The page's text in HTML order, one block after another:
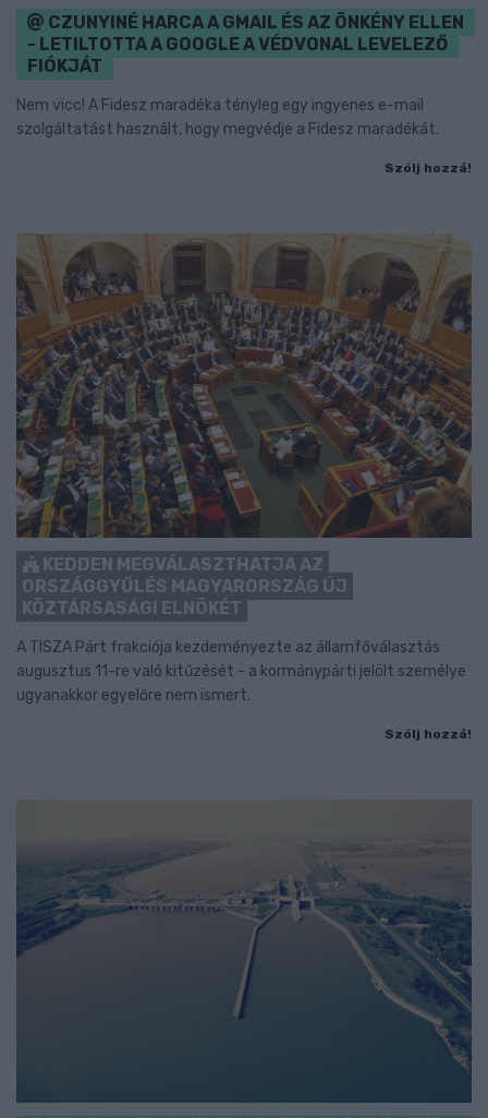
CZUNYINÉ HARCA A GMAIL ÉS AZ ÖNKÉNY ELLEN
- LETILTOTTA A GOOGLE A VÉDVONAL LEVELEZŐ
FIÓKJÁT
Nem vicc! A Fidesz maradéka tényleg egy ingyenes e-mail
szolgáltatást használt, hogy megvédje a Fidesz maradékát.
Szólj hozzá!
KEDDEN MEGVÁLASZTHATJA AZ
ORSZÁGGYŰLÉS MAGYARORSZÁG ÚJ
KÖZTÁRSASÁGI ELNÖKÉT
A TISZA Párt frakciója kezdeményezte az államfőválasztás
augusztus 11-re való kitűzését - a kormánypárti jelölt személye
ugyanakkor egyelőre nem ismert.
Szólj hozzá!